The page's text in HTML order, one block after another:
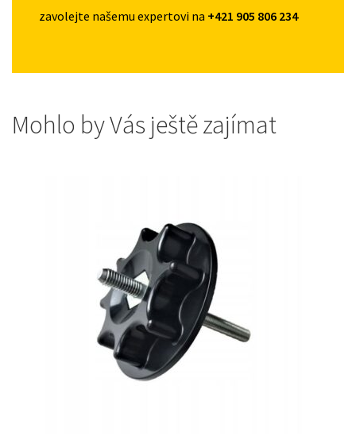
zavolejte našemu expertovi na +421 905 806 234
Mohlo by Vás ještě zajímat